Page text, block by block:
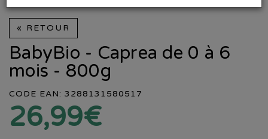
« RETOUR
BabyBio - Caprea de 0 à 6
mois - 800g
CODE EAN: 3288131580517
26,99€